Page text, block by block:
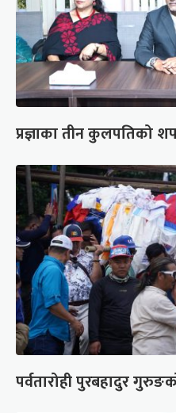
प्रज्ञाका तीन कुलपतिको
पर्वतारोही पुरबहादुर